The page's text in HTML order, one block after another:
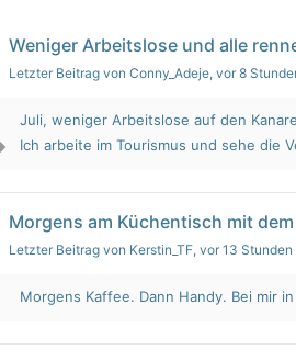
Weniger Arbeitslose und alle
Letzter Beitrag von Conny_Adeje, vor 8
Juli, weniger Arbeitslose auf den
Ich arbeite im Tourismus und sehe die
Morgens am Küchentisch mit
Letzter Beitrag von Kerstin_TF, vor 13 Stunden
Morgens Kaffee. Dann Handy. Bei mir